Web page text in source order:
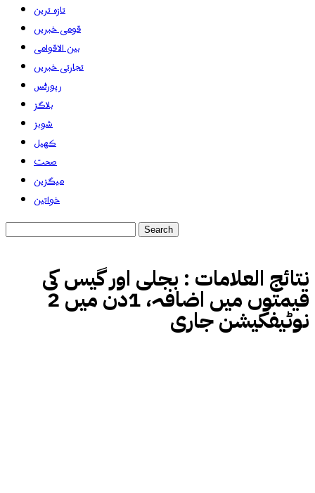
تازہ ترین
قومی خبریں
بین الاقوامی
تجارتی خبریں
رپورٹس
بلاگز
شوبز
کھیل
صحت
میگزین
خواتین
نتائج العلامات : بجلی اور گیس کی
قیمتوں میں اضافہ، 1دن میں 2
نوٹیفکیشن جاری